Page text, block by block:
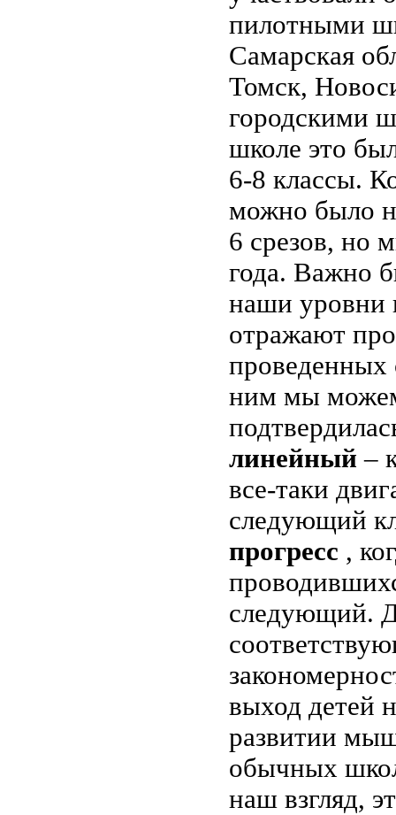
пилотными
Самарская
Томск,
городскими
школе это
6-8 классы.
можно было
6 срезов, но
года. Важно
наши уровни
отражают
проведенных
ним мы можем
линейный–
все-таки
следующий
прогресс ,
следующий.
выход детей
развитии
обычных
наш взгляд,